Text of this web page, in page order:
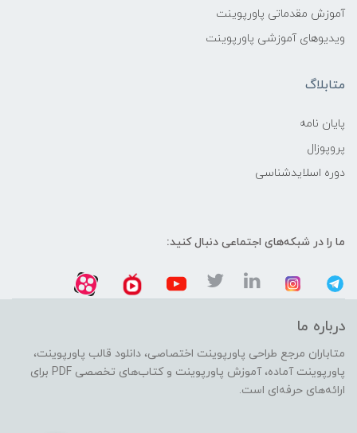
آموزش مقدماتی پاورپوینت
ویدیوهای آموزشی پاورپوینت
متابلاگ
پایان نامه
پروپوزال
دوره اسلایدشناسی
ما را در شبکه‌های اجتماعی دنبال کنید:
درباره ما
متاباران مرجع طراحی پاورپوینت اختصاصی، دانلود قالب پاورپوینت،
پاورپوینت آماده، آموزش پاورپوینت و کتاب‌های تخصصی PDF برای
ارائه‌های حرفه‌ای است.